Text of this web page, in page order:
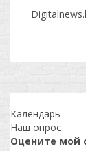
Календарь
Наш опрос
Оцените мой